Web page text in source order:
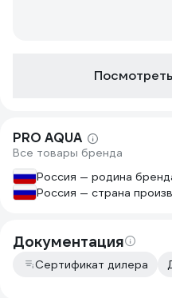
PRO AQUA
Все товары бренда
Россия — родина
Россия — страна
Документация
Сертификат дилера